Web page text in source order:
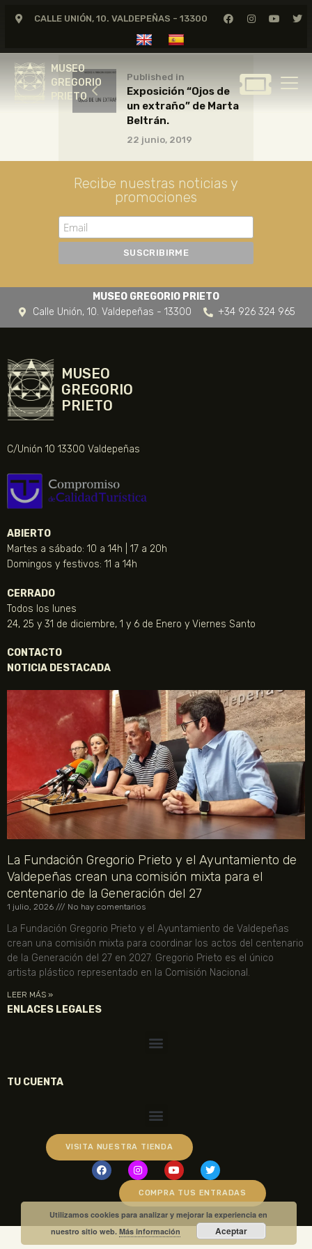
CALLE UNIÓN, 10. VALDEPEÑAS - 13300
MUSEO
GREGORIO
PRIETO
MUSEO
GREGORIO
GREGORIO PRIETO
ARCHIVO
CERTAMEN DE DIBUJO
FUNDACIÓN
TIENDA
NOTICIAS
Published in
Exposición “Ojos de
un extraño” de Marta
Beltrán.
22 junio, 2019
Recibe nuestras noticias y
promociones
MUSEO GREGORIO PRIETO
Calle Unión, 10. Valdepeñas - 13300
+34 926 324 965
MUSEO
GREGORIO
PRIETO
C/Unión 10 13300 Valdepeñas
ABIERTO
Martes a sábado: 10 a 14h | 17 a 20h
Domingos y festivos: 11 a 14h
CERRADO
Todos los lunes
24, 25 y 31 de diciembre, 1 y 6 de Enero y Viernes Santo
CONTACTO
NOTICIA DESTACADA
La Fundación Gregorio Prieto y el Ayuntamiento de
Valdepeñas crean una comisión mixta para el
centenario de la Generación del 27
1 julio, 2026 No hay comentarios
La Fundación Gregorio Prieto y el Ayuntamiento de Valdepeñas
crean una comisión mixta para coordinar los actos del centenario
de la Generación del 27 en 2027. Gregorio Prieto es el único
artista plástico representado en la Comisión Nacional.
LEER MÁS »
ENLACES LEGALES
TU CUENTA
VISITA NUESTRA TIENDA
COMPRA TUS ENTRADAS
Utilizamos cookies para analizar y mejorar la experiencia en
nuestro sitio web.Más información Aceptar